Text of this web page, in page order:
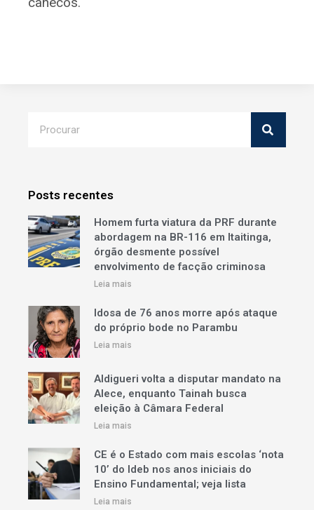
Posts recentes
Homem furta viatura da PRF durante
abordagem na BR-116 em Itaitinga,
órgão desmente possível
envolvimento de facção criminosa
Leia mais
Idosa de 76 anos morre após ataque
do próprio bode no Parambu
Leia mais
Aldigueri volta a disputar mandato na
Alece, enquanto Tainah busca
eleição à Câmara Federal
Leia mais
CE é o Estado com mais escolas ‘nota
10’ do Ideb nos anos iniciais do
Ensino Fundamental; veja lista
Leia mais